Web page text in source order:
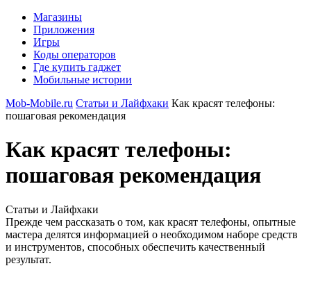
Магазины
Приложения
Игры
Коды операторов
Где купить гаджет
Мобильные истории
Mob-Mobile.ru Статьи и Лайфхаки Как красят телефоны:
пошаговая рекомендация
Как красят телефоны:
пошаговая рекомендация
Статьи и Лайфхаки
Прежде чем рассказать о том, как красят телефоны, опытные
мастера делятся информацией о необходимом наборе средств
и инструментов, способных обеспечить качественный
результат.